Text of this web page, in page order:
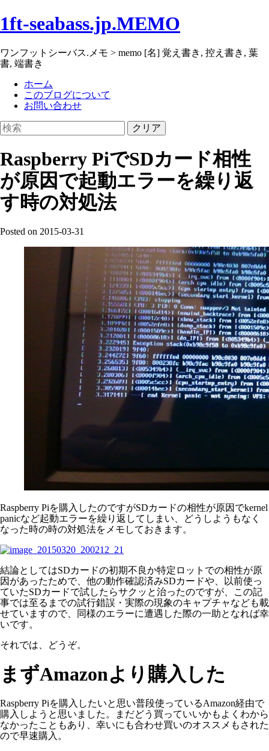
1ft-seabass.jp.MEMO
ワンフットシーバス.メモ > memo [名] 覚え書き, 控え書き, 葉
書, 端書き
ホーム
このブログについて
お問い合わせ
クリア
Raspberry PiでSDカード相性
が原因で起動エラーを繰り返
す時の対処法
Posted on 2015-03-31
Raspberry Piを購入したのですがSDカードの相性が原因でkernel
panicなど起動エラーを繰り返してしまい、どうしようもなく
なった時の時の対処法をメモしておきます。
結論としてはSDカードの初期不良か特定ロットでの相性が原
因があったためで、他の動作確認済みSDカードや、以前使っ
ていたSDカードで試したらサクッと治ったのですが、この記
事では至るまでの試行錯誤・実際の現象のキャプチャなども載
せていますので、同様のエラーに遭遇した際の一助となれば幸
いです。
それでは、どうぞ。
まずAmazonより購入した
Raspberry Piを購入したいと思い普段使っているAmazon経由で
購入しようと思いました。まだどう買っていいかもよくわから
なかったこともあり、幸いにも合わせ買いのオススメもされた
ので早速購入。